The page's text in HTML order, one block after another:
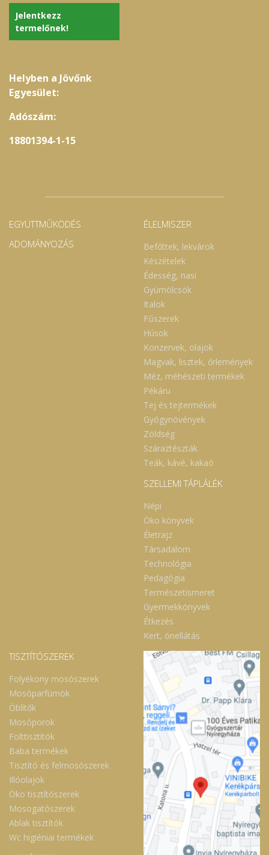
Jelentkezz
termelőnek!
Helyben a Jövőnk
Egyesület:
Adószám:
18801394-1-15
EGYÜTTMŰKÖDÉS
ADOMÁNYOZÁS
ÉLELMISZER
Befőttek, lekvárok
Készételek
Édesség, nasi
Gyümölcsök
Italok
Fűszerek
Húsok
Konzervek, olajok
Magvak, lisztek, őrlemények
Méz, méhészeti termékek
Pékáru
Tej és tejtermékek
Gyógynövények
Zöldség
Száraztészták
Teák, kávé, kakaó
SZELLEMI TÁPLÁLÉK
Népi
Öko könyvek
Életrajz
Társadalom
Technológia
Pedagógia
Természetismeret
Gyermekkönyvek
Étkezés
Kert, önellátás
TISZTÍTÓSZEREK
Folyékony mosószerek
Mosóparfümök
Öblítők
Mosóporok
Folttisztítók
Baba termékek
Tisztító és felmosószerek
Illóolajok
Öko tisztítószerek
Mosogatószerek
Ablak tisztítók
Wc higiéniai termékek